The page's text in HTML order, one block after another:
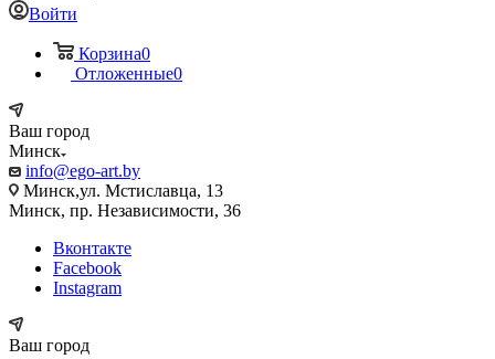
Войти
Корзина0
Отложенные0
Ваш город
Минск
info@ego-art.by
Минск,ул. Мстиславца, 13
Минск, пр. Независимости, 36
Вконтакте
Facebook
Instagram
Ваш город